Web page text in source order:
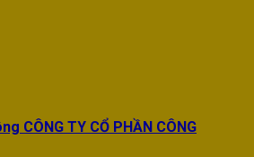
CÔNG TY CỔ PHẦN CÔNG